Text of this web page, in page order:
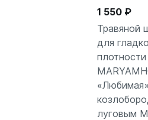
В
1 550 ₽
Травяной
для
луговым